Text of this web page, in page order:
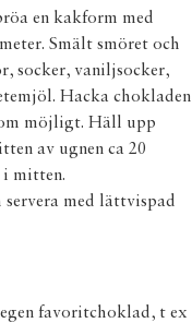
en kakform med
Smält smöret och
socker, vaniljsocker,
Hacka chokladen
möjligt. Häll upp
av ugnen ca 20
i mitten.
med lättvispad
favoritchoklad, t ex